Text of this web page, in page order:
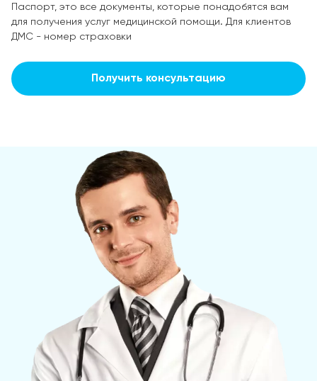
Паспорт, это все документы, которые понадобятся вам
для получения услуг медицинской помощи. Для клиентов
ДМС - номер страховки
Получить консультацию